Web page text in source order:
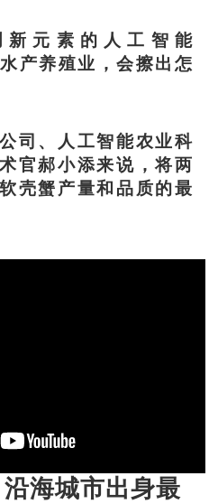
元素的人工智能
产养殖业，会擦出怎
、人工智能农业科
官郝小添来说，将两
壳蟹产量和品质的最
海城市出身最